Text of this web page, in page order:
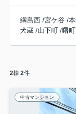
綱島西 /宮ケ谷 /
犬蔵 /山下町 /曙町
2棟 2件
中古マンション